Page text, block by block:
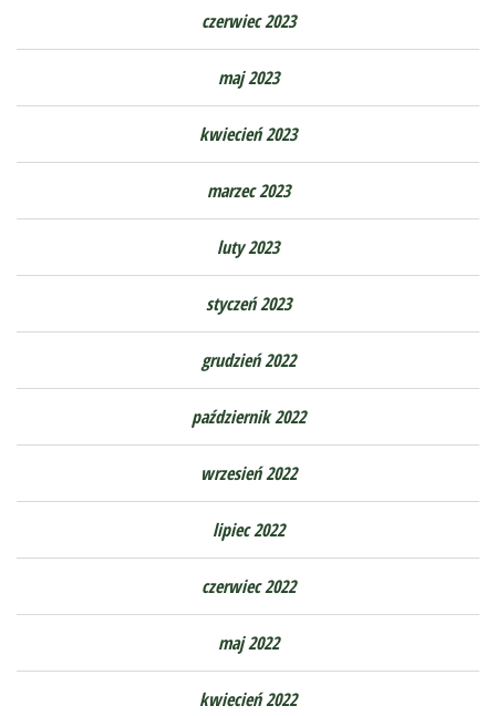
czerwiec 2023
maj 2023
kwiecień 2023
marzec 2023
luty 2023
styczeń 2023
grudzień 2022
październik 2022
wrzesień 2022
lipiec 2022
czerwiec 2022
maj 2022
kwiecień 2022